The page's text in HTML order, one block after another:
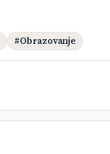
#Obrazovanje